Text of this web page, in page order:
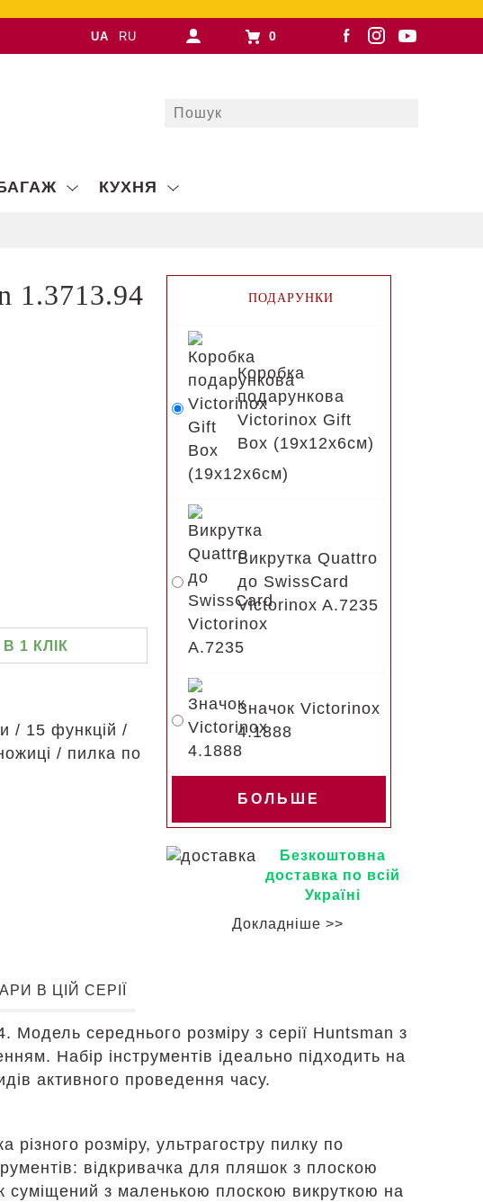
UA RU 0
КУХНЯ
1.3713.94
1 КЛІК
/ 15 функцій /
/ пилка по
ПОДАРУНКИ
Коробка
подарункова
Victorinox Gift
Box (19x12x6см)
Викрутка Quattro
до SwissCard
Victorinox A.7235
Значок Victorinox
4.1888
БОЛЬШЕ
Безкоштовна
доставка по всій
Україні
Докладніше >>
В ЦІЙ СЕРІЇ
середнього розміру з серії Huntsman з
Набір інструментів ідеально підходить на
активного проведення часу.
розміру, ультрагостру пилку по
відкривачка для пляшок з плоскою
суміщений з маленькою плоскою викруткою на